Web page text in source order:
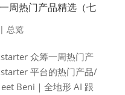
周热门产品精选（七
总览
众筹一周热门产
平台的热门产品/
Beni｜全地形 AI 跟